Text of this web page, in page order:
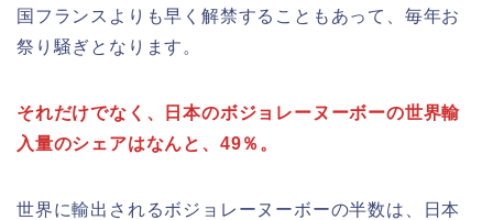
国フランスよりも早く解禁することもあって、毎年お
祭り騒ぎとなります。
それだけでなく、日本のボジョレーヌーボーの世界輸
入量のシェアはなんと、49％。
世界に輸出されるボジョレーヌーボーの半数は、日本